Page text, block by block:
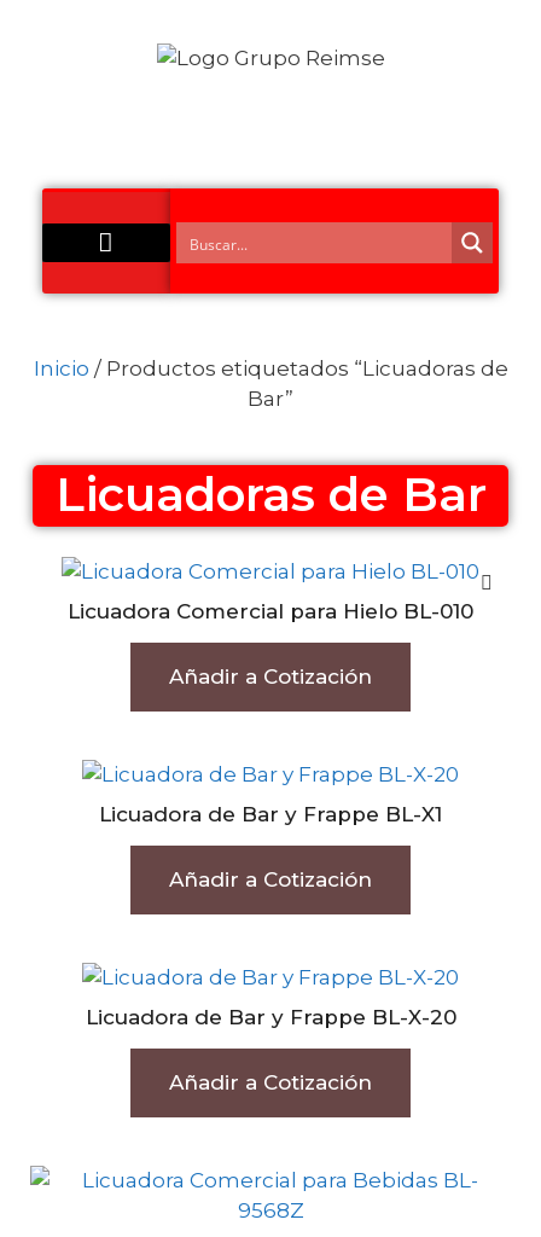
Inicio / Productos etiquetados “Licuadoras de
Bar”
Licuadoras de Bar
Licuadora Comercial para Hielo BL-010
Añadir a Cotización
Licuadora de Bar y Frappe BL-X1
Añadir a Cotización
Licuadora de Bar y Frappe BL-X-20
Añadir a Cotización